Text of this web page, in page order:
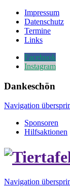
Impressum
Datenschutz
Termine
Links
Facebook
Instagram
Dankeschön
Navigation
Sponsoren
Hilfsaktionen
Navigation